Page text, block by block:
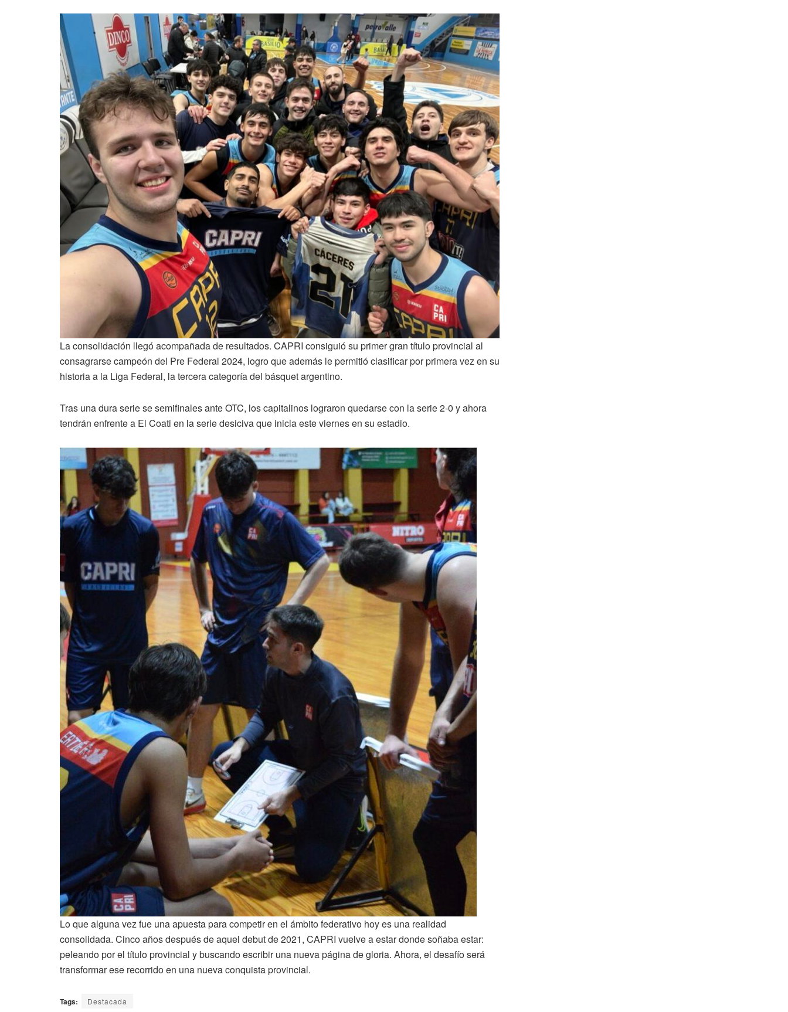
La consolidación llegó acompañada de resultados. CAPRI consiguió su primer gran título provincial al
consagrarse campeón del Pre Federal 2024, logro que además le permitió clasificar por primera vez en su
historia a la Liga Federal, la tercera categoría del básquet argentino.
Tras una dura serie se semifinales ante OTC, los capitalinos lograron quedarse con la serie 2-0 y ahora
tendrán enfrente a El Coati en la serie desiciva que inicia este viernes en su estadio.
Lo que alguna vez fue una apuesta para competir en el ámbito federativo hoy es una realidad
consolidada. Cinco años después de aquel debut de 2021, CAPRI vuelve a estar donde soñaba estar:
peleando por el título provincial y buscando escribir una nueva página de gloria. Ahora, el desafío será
transformar ese recorrido en una nueva conquista provincial.
Tags: Destacada